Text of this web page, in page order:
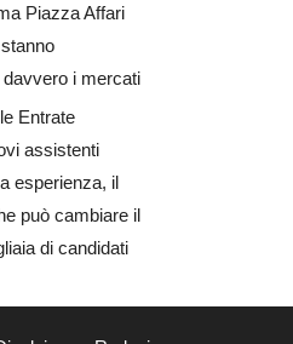
Piazza Affari
i mercati
Entrate
assistenti
esperienza, il
può cambiare il
di candidati